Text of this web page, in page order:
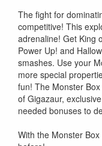
The fight for
competitive! This
adrenaline! Get King
Power Up! and
smashes. Use your
more special
fun! The Monster
of Gigazaur,
needed bonuses to
With the Monster